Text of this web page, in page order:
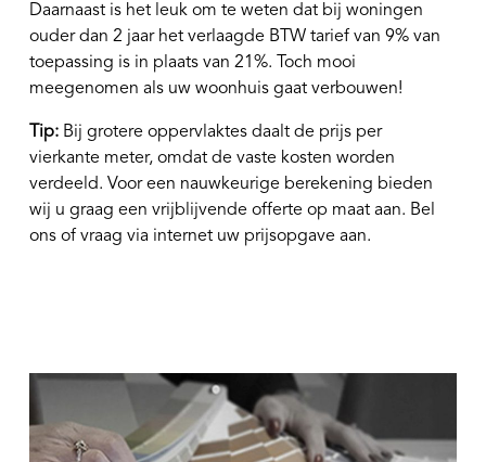
Daarnaast is het leuk om te weten dat bij woningen
ouder dan 2 jaar het verlaagde BTW tarief van 9% van
toepassing is in plaats van 21%. Toch mooi
meegenomen als uw woonhuis gaat verbouwen!
Tip: Bij grotere oppervlaktes daalt de prijs per
vierkante meter, omdat de vaste kosten worden
verdeeld. Voor een nauwkeurige berekening bieden
wij u graag een vrijblijvende offerte op maat aan. Bel
ons of vraag via internet uw prijsopgave aan.